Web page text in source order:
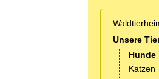
Unsere
Hunde
Katzen